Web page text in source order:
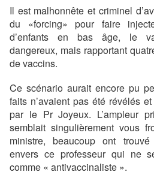
Il est malhonnête et criminel
du «forcing» pour faire
d’enfants en bas âge, le
dangereux, mais rapportant
de vaccins.
Ce scénario aurait encore pu
faits n’avaient pas été révélés
par le Pr Joyeux. L’ampleur
semblait singulièrement vous
ministre, beaucoup ont
envers ce professeur qui ne
comme « antivaccinaliste ».